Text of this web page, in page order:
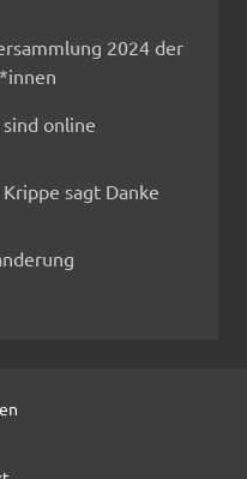
2024 der
online
sagt Danke